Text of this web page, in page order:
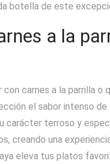
botella de este
a la
carnes a la parrilla
el sabor intenso de
carácter terroso y
creando una
eleva tus platos